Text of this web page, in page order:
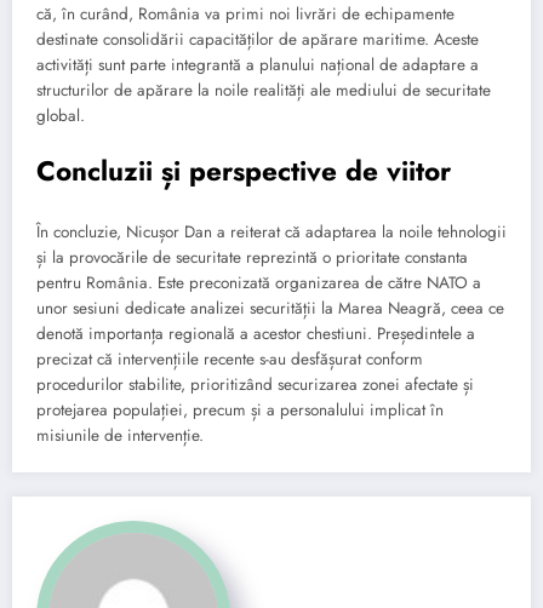
că, în curând, România va primi noi livrări de echipamente
destinate consolidării capacităților de apărare maritime. Aceste
activități sunt parte integrantă a planului național de adaptare a
structurilor de apărare la noile realități ale mediului de securitate
global.
Concluzii și perspective de viitor
În concluzie, Nicușor Dan a reiterat că adaptarea la noile tehnologii
și la provocările de securitate reprezintă o prioritate constanta
pentru România. Este preconizată organizarea de către NATO a
unor sesiuni dedicate analizei securității la Marea Neagră, ceea ce
denotă importanța regională a acestor chestiuni. Președintele a
precizat că intervențiile recente s-au desfășurat conform
procedurilor stabilite, prioritizând securizarea zonei afectate și
protejarea populației, precum și a personalului implicat în
misiunile de intervenție.